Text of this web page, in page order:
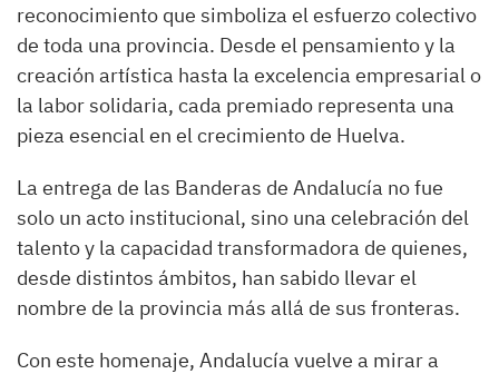
reconocimiento que simboliza el esfuerzo colectivo
de toda una provincia. Desde el pensamiento y la
creación artística hasta la excelencia empresarial o
la labor solidaria, cada premiado representa una
pieza esencial en el crecimiento de Huelva.
La entrega de las Banderas de Andalucía no fue
solo un acto institucional, sino una celebración del
talento y la capacidad transformadora de quienes,
desde distintos ámbitos, han sabido llevar el
nombre de la provincia más allá de sus fronteras.
Con este homenaje, Andalucía vuelve a mirar a